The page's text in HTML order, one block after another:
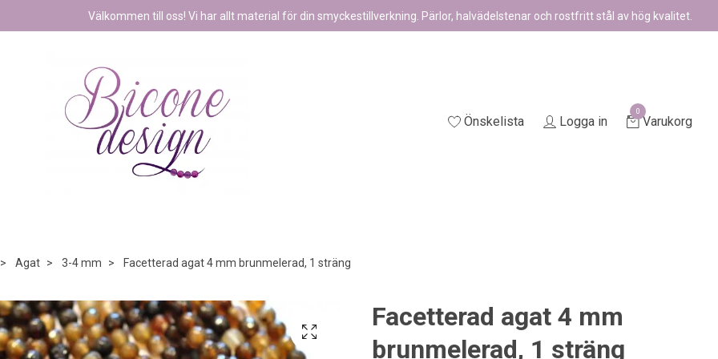
Välkommen till oss! Vi har allt material för din smyckestillverkning. Pärlor, halvädelstenar och rostfritt stål av hög kvalitet.
Önskelista Logga in
0
Varukorg
Agat 3-4 mm Facetterad agat 4 mm brunmelerad, 1 sträng
Facetterad agat 4 mm
brunmelerad, 1 sträng